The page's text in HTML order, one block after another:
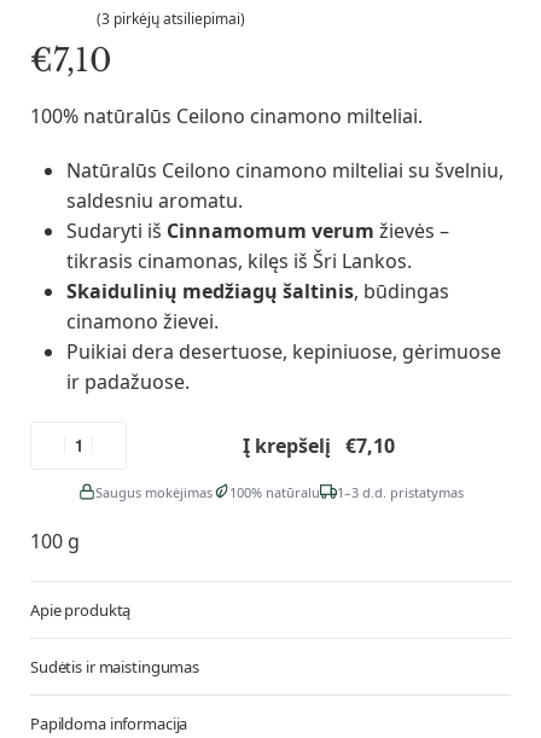
(3 pirkėjų atsiliepimai)
€7,10
100% natūralūs Ceilono cinamono milteliai.
Natūralūs Ceilono cinamono milteliai su švelniu,
saldesniu aromatu.
Sudaryti iš Cinnamomum verum žievės –
tikrasis cinamonas, kilęs iš Šri Lankos.
Skaidulinių medžiagų šaltinis, būdingas
cinamono žievei.
Puikiai dera desertuose, kepiniuose, gėrimuose
ir padažuose.
Į krepšelį
Saugus mokėjimas 100% natūralu 1–3 d.d. pristatymas
100 g
Apie produktą
Sudėtis ir maistingumas
Papildoma informacija